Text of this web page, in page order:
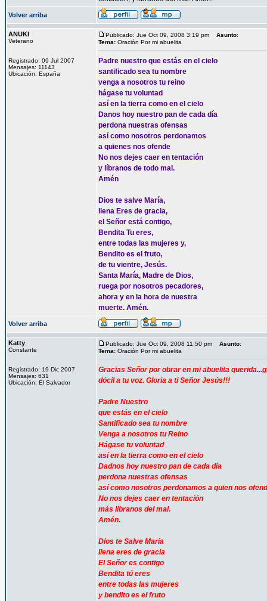
Volver arriba
ANUKI
Veterano
Registrado: 09 Jul 2007
Mensajes: 11143
Ubicación: España
Publicado: Jue Oct 09, 2008 3:19 pm Asunto:
Tema: Oración Por mi abuelita
Padre nuestro que estás en el cielo
santificado sea tu nombre
venga a nosotros tu reino
hágase tu voluntad
así en la tierra como en el cielo
Danos hoy nuestro pan de cada día
perdona nuestras ofensas
así como nosotros perdonamos
a quienes nos ofende
No nos dejes caer en tentación
y líbranos de todo mal.
Amén
Dios te salve María,
llena Eres de gracia,
el Señor está contigo,
Bendita Tu eres,
entre todas las mujeres y,
Bendito es el fruto,
de tu vientre, Jesús.
Santa María, Madre de Dios,
ruega por nosotros pecadores,
ahora y en la hora de nuestra
muerte. Amén.
Volver arriba
Katty
Constante
Registrado: 19 Dic 2007
Mensajes: 631
Ubicación: El Salvador
Publicado: Jue Oct 09, 2008 11:50 pm Asunto:
Tema: Oración Por mi abuelita
Gracias Señor por obrar en mi abuelita
dócil a tu voz. Gloria a tí Señor Jesús!!!
Padre Nuestro
que estás en el cielo
Santificado sea tu nombre
Venga a nosotros tu Reino
Hágase tu voluntad
así en la tierra como en el cielo
Dadnos hoy nuestro pan de cada día
perdona nuestras ofensas
así como nosotros perdonamos a quien nos
No nos dejes caer en tentación
más líbranos del mal.
Amén.
Dios te Salve María
llena eres de gracia
El Señor es contigo
Bendita tú eres
entre todas las mujeres
y bendito es el fruto